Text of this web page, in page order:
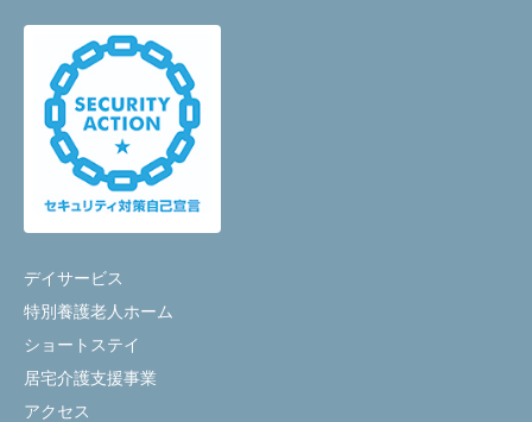
デイサービス
特別養護老人ホーム
ショートステイ
居宅介護支援事業
アクセス